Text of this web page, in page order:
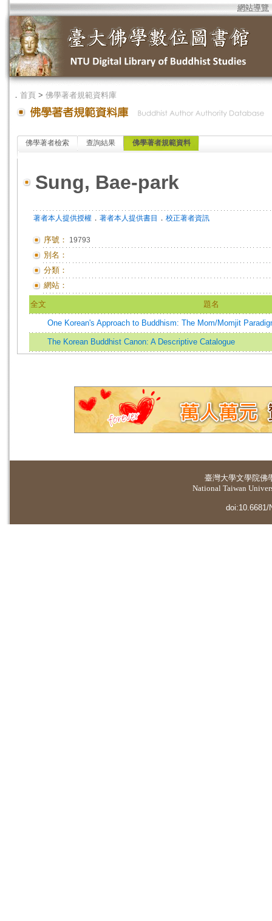
網站導覽
． 首頁 > 佛學著者規範資料庫
佛學著者檢索 查詢結果 佛學著者規範資料
Sung, Bae-park
著者本人提供授權 ． 著者本人提供書目 ． 校正著者資訊
序號： 19793
別名：
分類：
網站：
全文 題名
One Korean's Approach to Buddhism: The Mom/Momjit
The Korean Buddhist Canon: A Descriptive Catalogue
臺灣大學文學院佛
National Taiwan
doi:10.6681/